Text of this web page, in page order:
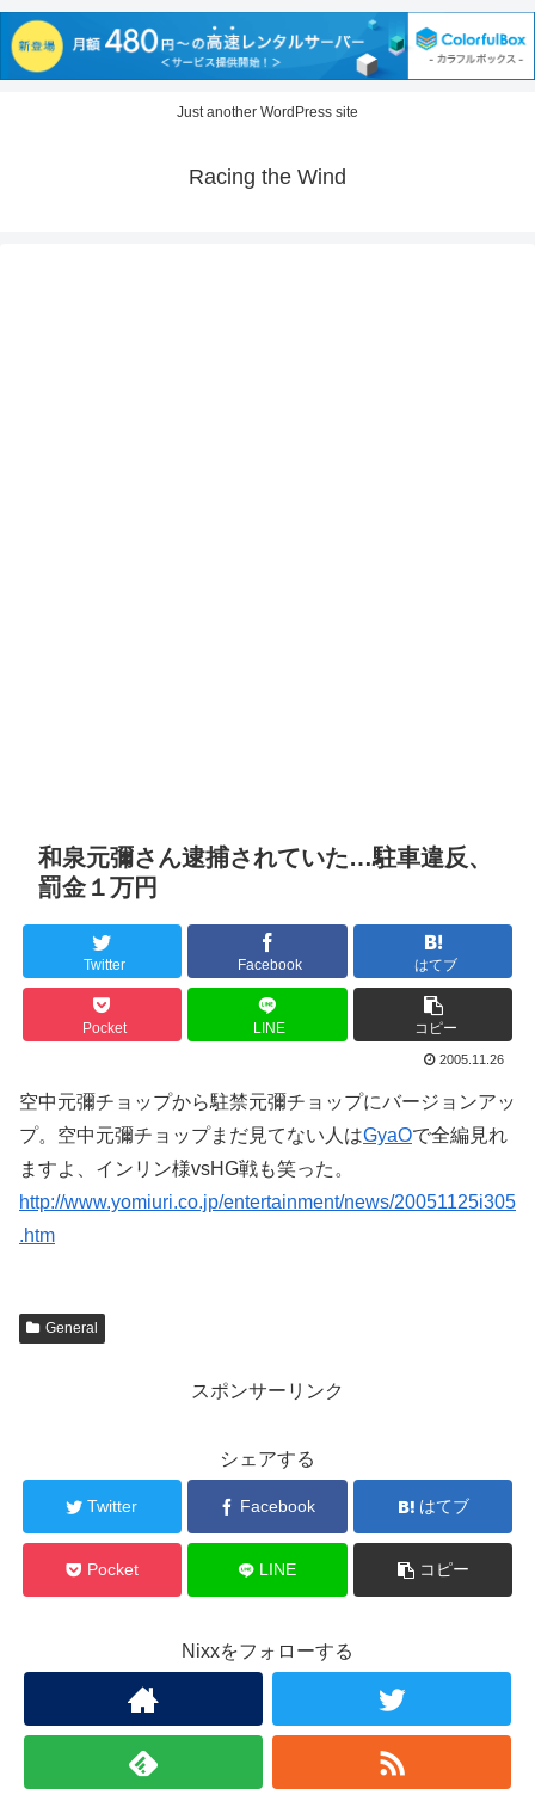
Just another WordPress site
Racing the Wind
和泉元彌さん逮捕されていた…駐車違反、
罰金１万円
Twitter Facebook はてブ
Pocket LINE コピー
2005.11.26
空中元彌チョップから駐禁元彌チョップにバージョンアッ
プ。空中元彌チョップまだ見てない人はGyaOで全編見れ
ますよ、インリン様vsHG戦も笑った。
http://www.yomiuri.co.jp/entertainment/news/20051125i305
.htm
General
スポンサーリンク
シェアする
Twitter Facebook はてブ
Pocket LINE コピー
Nixxをフォローする